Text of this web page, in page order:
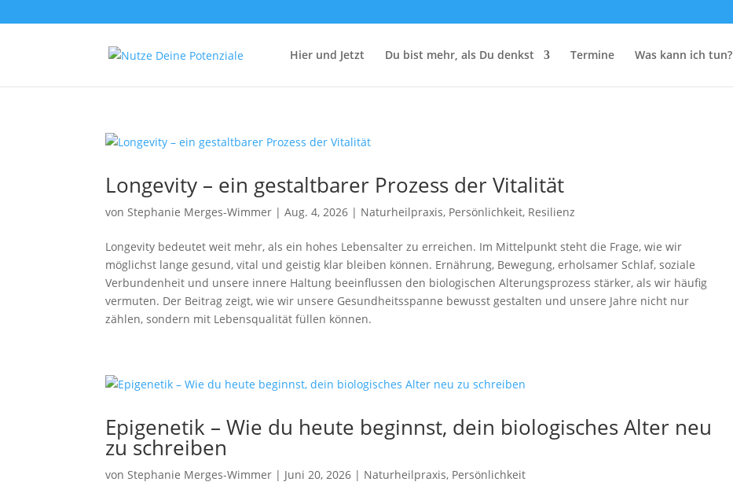
Hier und Jetzt Du bist mehr, als Du denkst Termine Was kann ich tun?
Longevity – ein gestaltbarer Prozess der Vitalität
vonStephanie Merges-Wimmer |Aug. 4, 2026 | Naturheilpraxis, Persönlichkeit, Resilienz
Longevity bedeutet weit mehr, als ein hohes Lebensalter zu erreichen. Im Mittelpunkt steht die Frage, wie wir
möglichst lange gesund, vital und geistig klar bleiben können. Ernährung, Bewegung, erholsamer Schlaf, soziale
Verbundenheit und unsere innere Haltung beeinflussen den biologischen Alterungsprozess stärker, als wir häufig
vermuten. Der Beitrag zeigt, wie wir unsere Gesundheitsspanne bewusst gestalten und unsere Jahre nicht nur
zählen, sondern mit Lebensqualität füllen können.
Epigenetik – Wie du heute beginnst, dein biologisches Alter neu
zu schreiben
vonStephanie Merges-Wimmer | Juni 20, 2026 | Naturheilpraxis, Persönlichkeit